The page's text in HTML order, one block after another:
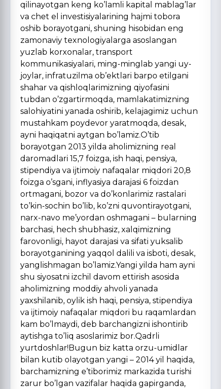
qilinayotgan keng ko’lamli kapital mablag’lar
va chet el investisiyalarining hajmi tobora
oshib borayotgani, shuning hisobidan eng
zamonaviy texnologiyalarga asoslangan
yuzlab korxonalar, transport
kommunikasiyalari, ming-minglab yangi uy-
joylar, infratuzilma ob’ektlari barpo etilgani
shahar va qishloqlarimizning qiyofasini
tubdan o’zgartirmoqda, mamlakatimizning
salohiyatini yanada oshirib, kelajagimiz uchun
mustahkam poydevor yaratmoqda, desak,
ayni haqiqatni aytgan bo’lamiz.O’tib
borayotgan 2013 yilda aholimizning real
daromadlari 15,7 foizga, ish haqi, pensiya,
stipendiya va ijtimoiy nafaqalar miqdori 20,8
foizga o’sgani, inflyasiya darajasi 6 foizdan
ortmagani, bozor va do’konlarimiz rastalari
to’kin-sochin bo’lib, ko’zni quvontirayotgani,
narx-navo me’yordan oshmagani – bularning
barchasi, hech shubhasiz, xalqimizning
farovonligi, hayot darajasi va sifati yuksalib
borayotganining yaqqol dalili va isboti, desak,
yanglishmagan bo’lamiz.Yangi yilda ham ayni
shu siyosatni izchil davom ettirish asosida
aholimizning moddiy ahvoli yanada
yaxshilanib, oylik ish haqi, pensiya, stipendiya
va ijtimoiy nafaqalar miqdori bu raqamlardan
kam bo’lmaydi, deb barchangizni ishontirib
aytishga to’liq asoslarimiz bor.Qadrli
yurtdoshlar!Bugun biz katta orzu-umidlar
bilan kutib olayotgan yangi – 2014 yil haqida,
barchamizning e’tiborimiz markazida turishi
zarur bo’lgan vazifalar haqida gapirganda,